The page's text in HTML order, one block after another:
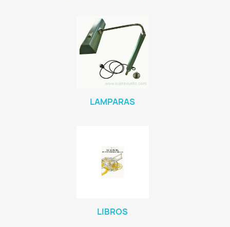
LAMPARAS
LIBROS